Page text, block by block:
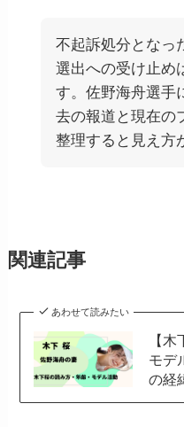
不起訴処分となっ
選出への受け止め
す。佐野海舟選手
去の報道と現在の
整理すると見え方
関連記事
あわせて読みたい
【
モデ
の経